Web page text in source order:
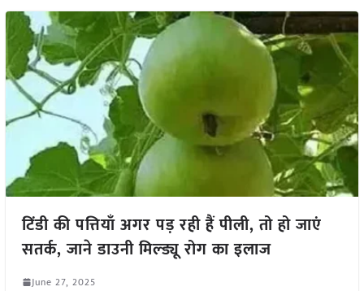
टिंडी की पत्तियाँ अगर पड़ रही हैं पीली, तो हो जाएं
सतर्क, जाने डाउनी मिल्ड्यू रोग का इलाज
June 27, 2025